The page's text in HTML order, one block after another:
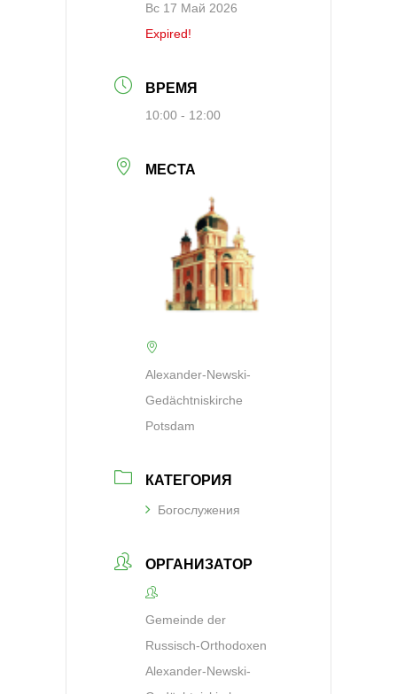
Вс 17 Май 2026
Expired!
ВРЕМЯ
10:00 - 12:00
МЕСТА
Alexander-Newski-
Gedächtniskirche
Potsdam
КАТЕГОРИЯ
Богослужения
ОРГАНИЗАТОР
Gemeinde der
Russisch-Orthodoxen
Alexander-Newski-